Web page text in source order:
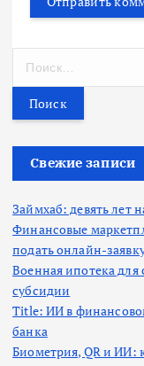
т
Свежие записи
Займхаб: девять лет
Финансовые
подать онлайн-
Военная ипотека для
субсидии
Title: ИИ в
банка
Биометрия, QR и ИИ: